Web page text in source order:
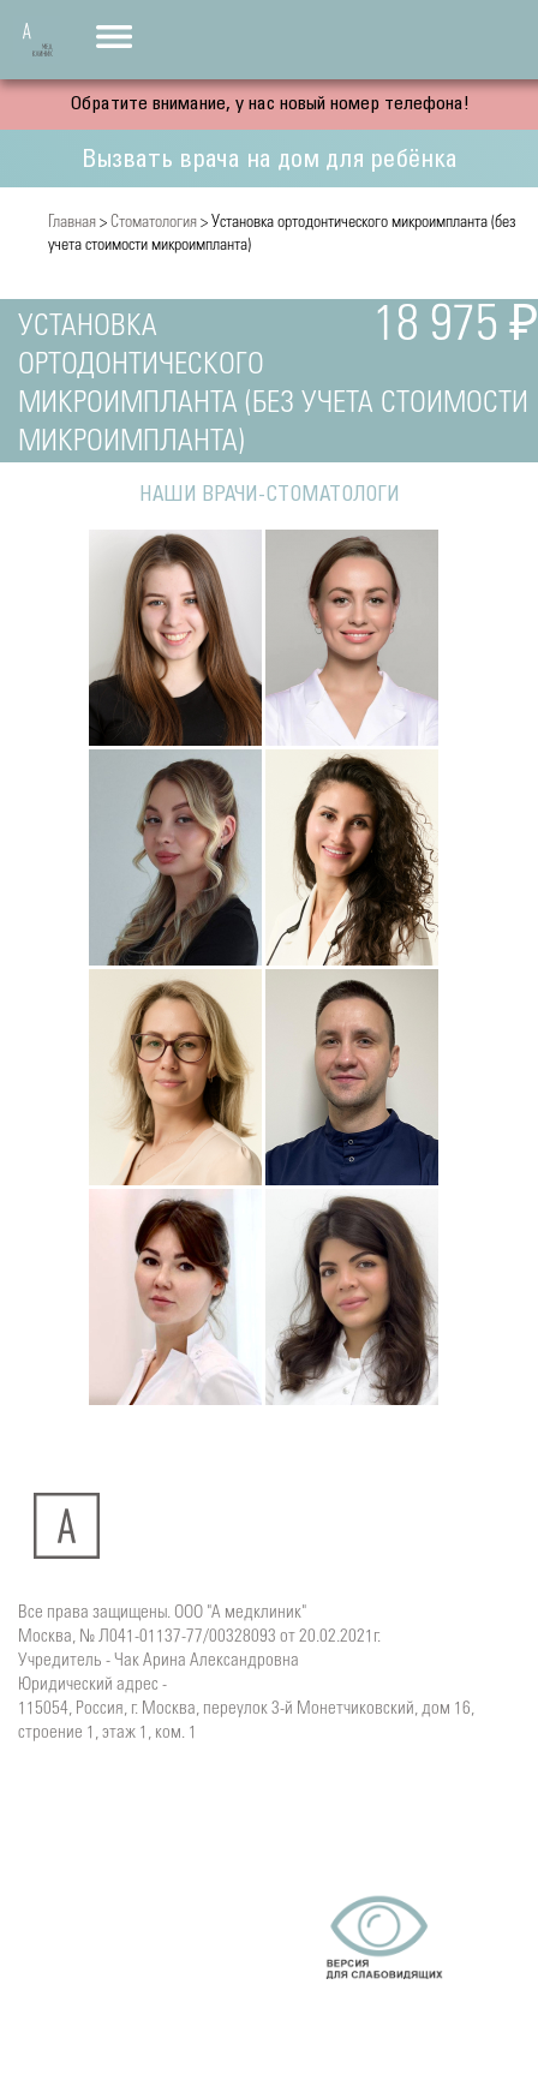
Обратите внимание, у нас новый номер телефона!
Вызвать врача на дом для ребёнка
Главная > Стоматология > Установка ортодонтического микроимпланта (без
учета стоимости микроимпланта)
18 975 ₽
УСТАНОВКА
ОРТОДОНТИЧЕСКОГО
МИКРОИМПЛАНТА (БЕЗ УЧЕТА СТОИМОСТИ
МИКРОИМПЛАНТА)
НАШИ ВРАЧИ-СТОМАТОЛОГИ
Подробнее
Джумаева
Амина
Стоматолог-ортопед
Подробнее
о Наталья
Стоматолог-терапевт
Подробнеео Полина
Соколовская
Стоматолог-терапевт
Подробнее о
Прохорова
Анастасия
Стоматолог-терапевт
Подробнеео
Сейфетдинова
Юлия
Стоматолог-ортодонт
Подробнеео
Симонов
Стоматолог детский
Подробнее о
Ситдикова
Стоматолог-хирург
Подробнеео
Тумасян
Стоматолог-терапевт
Все права защищены. ООО "А медклиник"
Москва, № Л041-01137-77/00328093 от 20.02.2021г.
Учредитель - Чак Арина Александровна
Юридический адрес -
115054, Россия, г. Москва, переулок 3-й Монетчиковский, дом 16,
строение 1, этаж 1, ком. 1